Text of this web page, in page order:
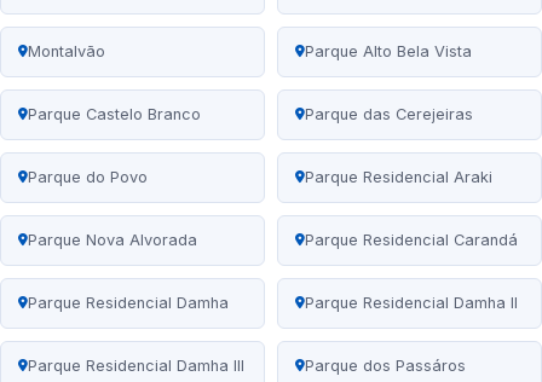
Montalvão Parque Alto Bela Vista
Parque Castelo Branco Parque das Cerejeiras
Parque do Povo Parque Residencial Araki
Parque Nova Alvorada Parque Residencial Carandá
Parque Residencial Damha Parque Residencial Damha II
Parque Residencial Damha III Parque dos Passáros